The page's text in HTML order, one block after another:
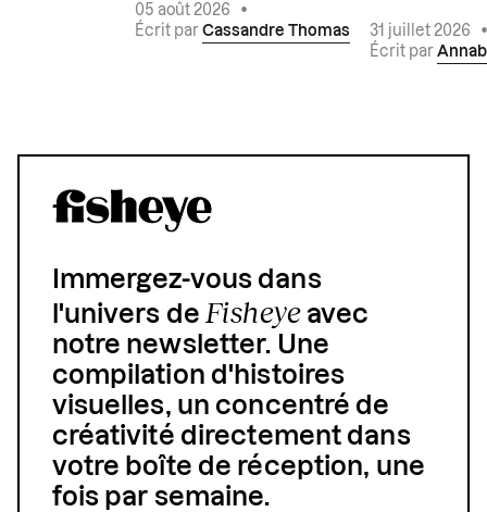
05 août 2026
•
Écrit par Cassandre Thomas 31 juillet 2026
Écrit par
Immergez-vous dans
l'univers de Fisheyeavec
notre newsletter. Une
compilation d'histoires
visuelles, un concentré de
créativité directement dans
votre boîte de réception, une
fois par semaine.